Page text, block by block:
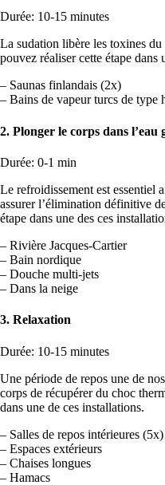
Durée: 10-15 minutes
La sudation libère les toxines
pouvez réaliser cette étape dans
– Saunas finlandais (2x)
– Bains de vapeur turcs de type
2. Plonger le corps dans l’eau
Durée: 0-1 min
Le refroidissement est essentiel
assurer l’élimination définitive
étape dans une des ces
– Rivière Jacques-Cartier
– Bain nordique
– Douche multi-jets
– Dans la neige
3. Relaxation
Durée: 10-15 minutes
Une période de repos une de nos
corps de récupérer du choc
dans une de ces installations.
– Salles de repos intérieures (5x)
– Espaces extérieurs
– Chaises longues
– Hamacs